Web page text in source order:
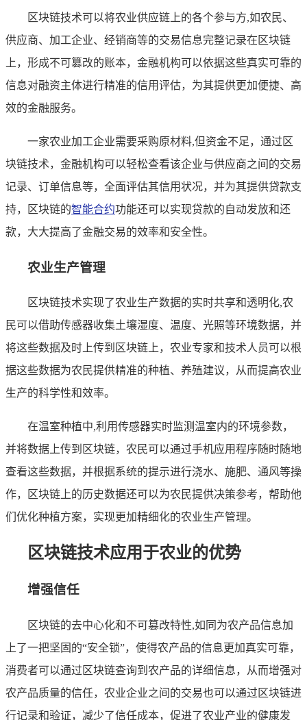
区块链技术可以将农业供应链上的各个参与方,如农民、
供应商、加工企业、经销商等的交易信息完整记录在区块链
上，形成不可篡改的账本，金融机构可以依据这些真实可靠的
信息对融资主体进行精准的信用评估，为其提供更加便捷、高
效的金融服务。
一家农业加工企业需要采购原材料,但资金不足，通过区
块链技术，金融机构可以轻松查看该企业与供应商之间的交易
记录、订单信息等，全面评估其信用状况，并为其提供贷款支
持，区块链的智能合约功能还可以实现贷款的自动发放和还
款，大大提高了金融交易的效率和安全性。
农业生产管理
区块链技术实现了农业生产数据的实时共享和透明化,农
民可以借助传感器收集土壤湿度、温度、光照等环境数据，并
将这些数据及时上传到区块链上，农业专家和技术人员可以根
据这些数据为农民提供精准的种植、养殖建议，从而提高农业
生产的科学性和效率。
在温室种植中,利用传感器实时监测温室内的环境参数，
并将数据上传到区块链，农民可以通过手机应用程序随时随地
查看这些数据，并根据系统的提示进行浇水、施肥、通风等操
作，区块链上的历史数据还可以为农民提供决策参考，帮助他
们优化种植方案，实现更加精细化的农业生产管理。
区块链技术应用于农业的优势
增强信任
区块链的去中心化和不可篡改特性,如同为农产品信息加
上了一把坚固的“安全锁”，使得农产品的信息更加真实可靠，
消费者可以通过区块链查询到农产品的详细信息，从而增强对
农产品质量的信任，农业企业之间的交易也可以通过区块链进
行记录和验证，减少了信任成本，促进了农业产业的健康发